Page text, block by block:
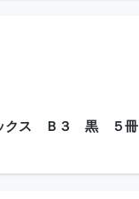
クス Ｂ３ 黒 ５冊